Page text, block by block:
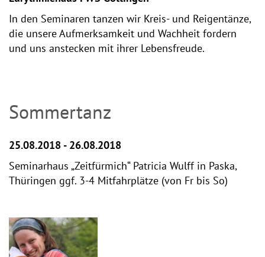
In den Seminaren tanzen wir Kreis- und Reigentänze,
die unsere Aufmerksamkeit und Wachheit fordern
und uns anstecken mit ihrer Lebensfreude.
Sommertanz
25.08.2018 - 26.08.2018
Seminarhaus „Zeitfürmich“ Patricia Wulff in Paska,
Thüringen ggf. 3-4 Mitfahrplätze (von Fr bis So)